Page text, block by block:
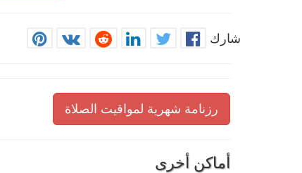
شارك
رزنامة شهرية لمواقيت الصلاة
أماكن أخرى